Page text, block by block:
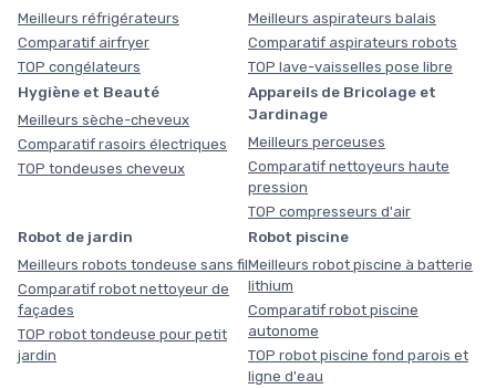
Meilleurs réfrigérateurs
Comparatif airfryer
TOP congélateurs
Meilleurs aspirateurs balais
Comparatif aspirateurs robots
TOP lave-vaisselles pose libre
Hygiène et Beauté
Meilleurs sèche-cheveux
Comparatif rasoirs électriques
TOP tondeuses cheveux
Appareils de Bricolage et
Jardinage
Meilleurs perceuses
Comparatif nettoyeurs haute
pression
TOP compresseurs d'air
Robot de jardin
Meilleurs robots tondeuse sans fil
Comparatif robot nettoyeur de
façades
TOP robot tondeuse pour petit
jardin
Robot piscine
Meilleurs robot piscine à batterie
lithium
Comparatif robot piscine
autonome
TOP robot piscine fond parois et
ligne d'eau